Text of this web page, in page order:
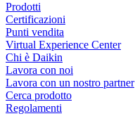
Prodotti
Certificazioni
Punti vendita
Virtual Experience Center
Chi è Daikin
Lavora con noi
Lavora con un nostro partner
Cerca prodotto
Regolamenti